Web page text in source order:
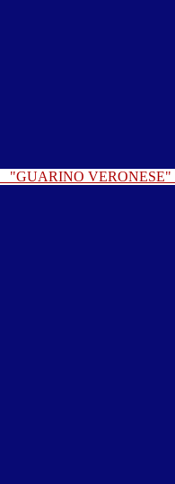
"GUARINO VERONESE"